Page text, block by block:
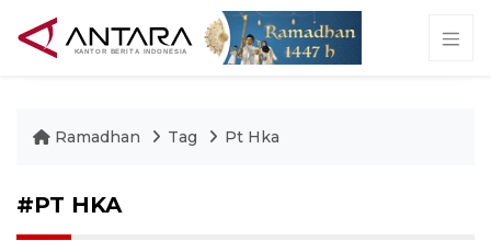
Ramadhan Tag Pt Hka
#PT HKA